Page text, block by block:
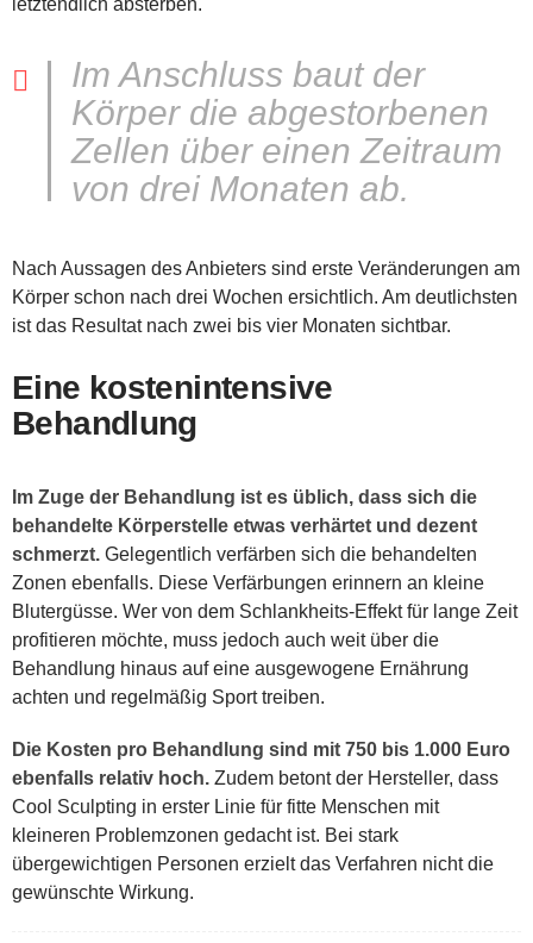
Im Anschluss baut der
Körper die abgestorbenen
Zellen über einen Zeitraum
von drei Monaten ab.
Nach Aussagen des Anbieters sind erste Veränderungen am
Körper schon nach drei Wochen ersichtlich. Am deutlichsten
ist das Resultat nach zwei bis vier Monaten sichtbar.
Eine kostenintensive
Behandlung
Im Zuge der Behandlung ist es üblich, dass sich die
behandelte Körperstelle etwas verhärtet und dezent
schmerzt. Gelegentlich verfärben sich die behandelten
Zonen ebenfalls. Diese Verfärbungen erinnern an kleine
Blutergüsse. Wer von dem Schlankheits-Effekt für lange Zeit
profitieren möchte, muss jedoch auch weit über die
Behandlung hinaus auf eine ausgewogene Ernährung
achten und regelmäßig Sport treiben.
Die Kosten pro Behandlung sind mit 750 bis 1.000 Euro
ebenfalls relativ hoch. Zudem betont der Hersteller, dass
Cool Sculpting in erster Linie für fitte Menschen mit
kleineren Problemzonen gedacht ist. Bei stark
übergewichtigen Personen erzielt das Verfahren nicht die
gewünschte Wirkung.